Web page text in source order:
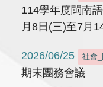
114學年度閩南
月8日(三)至7月
2026/06/25 社會_
期末團務會議